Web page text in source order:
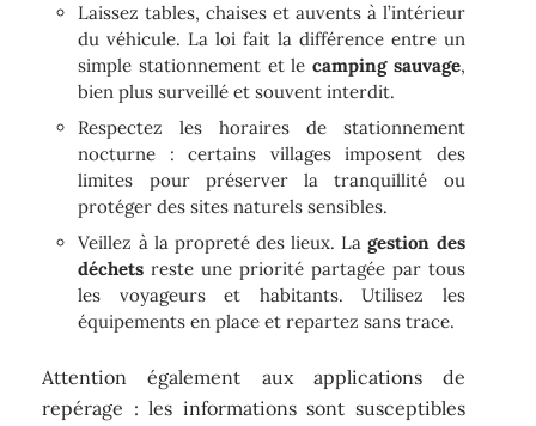
Laissez tables, chaises et auvents à l’intérieur
du véhicule. La loi fait la différence entre un
simple stationnement et le camping sauvage,
bien plus surveillé et souvent interdit.
Respectez les horaires de stationnement
nocturne : certains villages imposent des
limites pour préserver la tranquillité ou
protéger des sites naturels sensibles.
Veillez à la propreté des lieux. Lagestion des
déchets reste une priorité partagée par tous
les voyageurs et habitants. Utilisez les
équipements en place et repartez sans trace.
Attention également aux applications de
repérage : les informations sont susceptibles